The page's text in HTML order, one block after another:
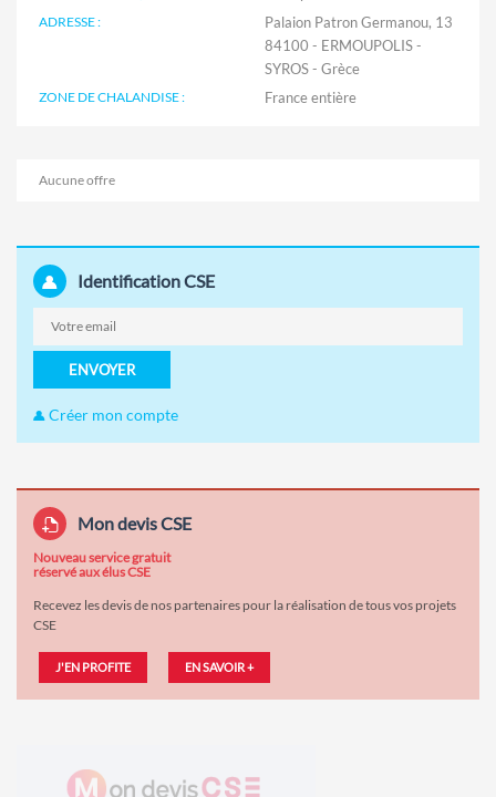
ADRESSE :
Palaion Patron Germanou, 13
84100 - ERMOUPOLIS -
SYROS - Grèce
ZONE DE CHALANDISE :
Aucune offre
Identification CSE
ENVOYER
Créer mon compte
Mon devis CSE
Nouveau service gratuit
réservé aux élus CSE
Recevez les devis de nos partenaires pour la réalisation de tous vos projets
CSE
J'EN PROFITE EN SAVOIR +